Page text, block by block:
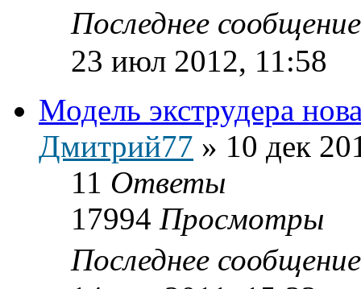
Последнее
23 июл 2012, 11:58
Модель экструдера
Дмитрий77 » 10 дек
11 Ответы
17994 Просмотры
Последнее